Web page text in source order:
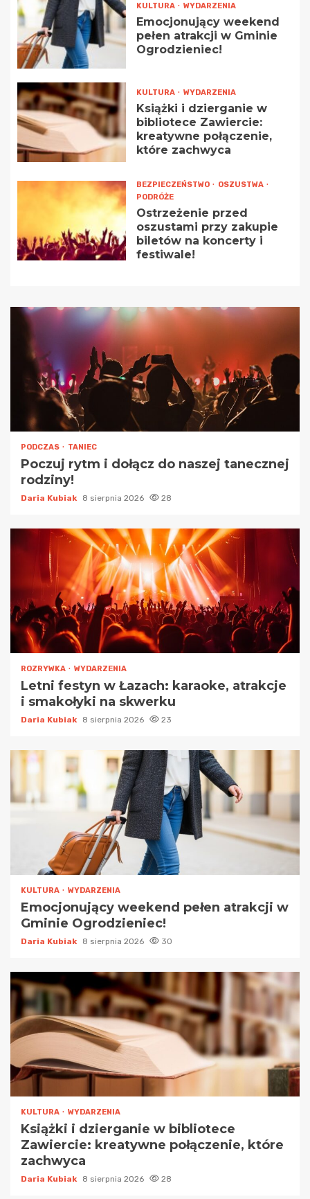
KULTURA WYDARZENIA
Emocjonujący weekend
pełen atrakcji w Gminie
Ogrodzieniec!
KULTURA WYDARZENIA
Książki i dzierganie w
bibliotece Zawiercie:
kreatywne połączenie,
które zachwyca
BEZPIECZEŃSTWO
OSZUSTWA
PODRÓŻE
Ostrzeżenie przed
oszustami przy zakupie
biletów na koncerty i
festiwale!
PODCZAS TANIEC
Poczuj rytm i dołącz do naszej tanecznej
rodziny!
Daria Kubiak 8 sierpnia 2026 28
ROZRYWKA WYDARZENIA
Letni festyn w Łazach: karaoke, atrakcje
i smakołyki na skwerku
Daria Kubiak 8 sierpnia 2026 23
KULTURA WYDARZENIA
Emocjonujący weekend pełen atrakcji w
Gminie Ogrodzieniec!
Daria Kubiak 8 sierpnia 2026 30
KULTURA WYDARZENIA
Książki i dzierganie w bibliotece
Zawiercie: kreatywne połączenie, które
zachwyca
Daria Kubiak 8 sierpnia 2026 28